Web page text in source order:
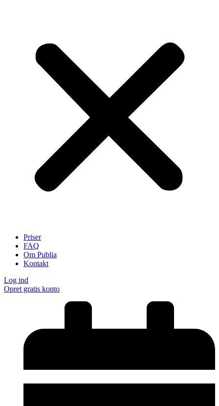
Priser
FAQ
Om Publia
Kontakt
Log ind
Opret gratis konto